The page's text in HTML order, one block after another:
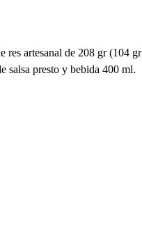
res artesanal de 208 gr (104 gr
salsa presto y bebida 400 ml.